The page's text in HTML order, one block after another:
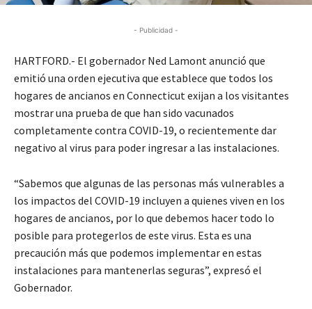
- Publicidad -
HARTFORD.- El gobernador Ned Lamont anunció que
emitió una orden ejecutiva que establece que todos los
hogares de ancianos en Connecticut exijan a los visitantes
mostrar una prueba de que han sido vacunados
completamente contra COVID-19, o recientemente dar
negativo al virus para poder ingresar a las instalaciones.
“Sabemos que algunas de las personas más vulnerables a
los impactos del COVID-19 incluyen a quienes viven en los
hogares de ancianos, por lo que debemos hacer todo lo
posible para protegerlos de este virus. Esta es una
precaución más que podemos implementar en estas
instalaciones para mantenerlas seguras”, expresó el
Gobernador.